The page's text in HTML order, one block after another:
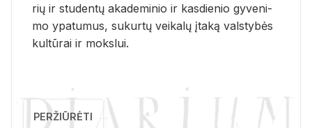
rių ir stu­den­tų aka­de­mi­nio ir kas­die­nio gy­ve­ni­
mo ypa­tu­mus, su­kur­tų vei­ka­lų įta­ką vals­ty­bės
kul­tū­rai ir moks­lui.
PERŽIŪRĖTI